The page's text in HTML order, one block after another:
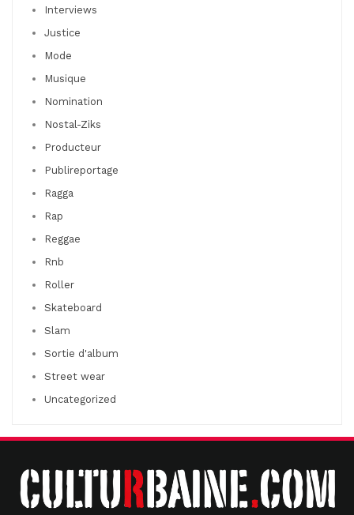
Interviews
Justice
Mode
Musique
Nomination
Nostal-Ziks
Producteur
Publireportage
Ragga
Rap
Reggae
Rnb
Roller
Skateboard
Slam
Sortie d'album
Street wear
Uncategorized